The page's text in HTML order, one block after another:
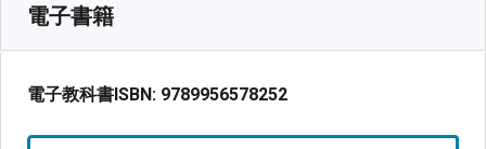
電子書籍
電子教科書ISBN: 9789956578252